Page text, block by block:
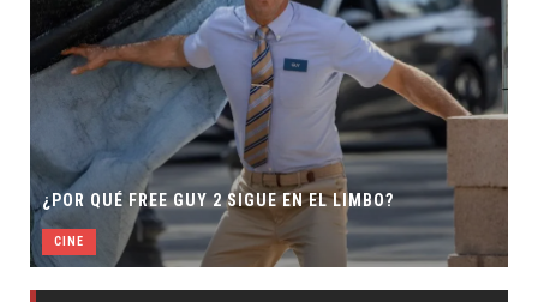
¿POR QUÉ FREE GUY 2 SIGUE EN EL LIMBO?
CINE